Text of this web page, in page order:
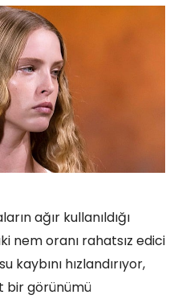
ağır kullanıldığı
nem oranı rahatsız edici
kaybını hızlandırıyor,
bir görünümü